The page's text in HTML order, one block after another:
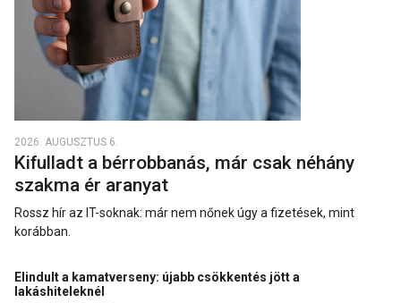
2026. AUGUSZTUS 6.
Kifulladt a bérrobbanás, már csak néhány
szakma ér aranyat
Rossz hír az IT-soknak: már nem nőnek úgy a fizetések, mint
korábban.
Elindult a kamatverseny: újabb csökkentés jött a
lakáshiteleknél